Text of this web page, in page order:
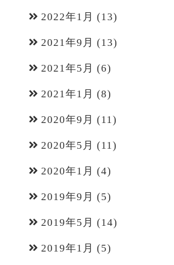
2022年1月 (13)
2021年9月 (13)
2021年5月 (6)
2021年1月 (8)
2020年9月 (11)
2020年5月 (11)
2020年1月 (4)
2019年9月 (5)
2019年5月 (14)
2019年1月 (5)